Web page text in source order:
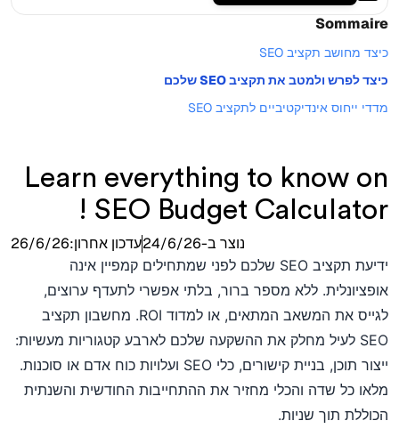
Sommaire
כיצד מחושב תקציב SEO
כיצד לפרש ולמטב את תקציב SEO שלכם
מדדי ייחוס אינדיקטיביים לתקציב SEO
Learn everything to know on
SEO Budget Calculator !
נוצר ב-24/6/26עדכון אחרון:26/6/26
ידיעת תקציב SEO שלכם לפני שמתחילים קמפיין אינה
אופציונלית. ללא מספר ברור, בלתי אפשרי לתעדף ערוצים,
לגייס את המשאב המתאים, או למדוד ROI. מחשבון תקציב
SEO לעיל מחלק את ההשקעה שלכם לארבע קטגוריות מעשיות:
ייצור תוכן, בניית קישורים, כלי SEO ועלויות כוח אדם או סוכנות.
מלאו כל שדה והכלי מחזיר את ההתחייבות החודשית והשנתית
הכוללת תוך שניות.